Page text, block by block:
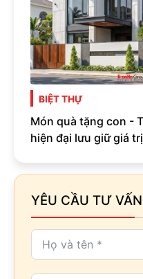
BIỆT THỰ
Món quà tặng con -
hiện đại lưu giữ giá
YÊU CẦU TƯ VẤN